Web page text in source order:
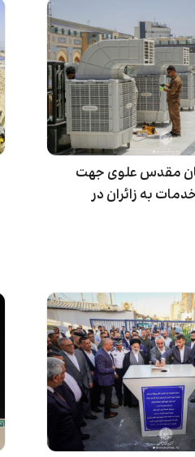
مقدس علوی جهت
به زائران در